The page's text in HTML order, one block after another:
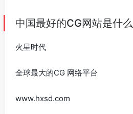
中国最好的CG网站是什么
火星时代
全球最大的CG 网络平台
www.hxsd.com